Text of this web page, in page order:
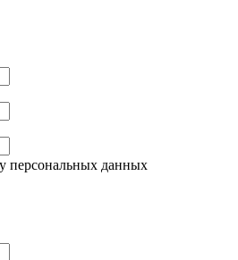
персональных данных